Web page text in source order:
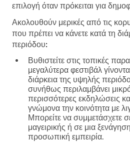
επιλογή όταν πρόκειται για
Ακολουθούν μερικές από τις
που πρέπει να κάνετε κατά τη
περιόδου:
Βυθιστείτε στις τοπικές
μεγαλύτερα φεστιβάλ
διάρκεια της υψηλής
συνήθως περιλαμβάνει
περισσότερες εκδηλώσεις
γνώμονα την κοινότητα με
Μπορείτε να συμμετάσχετε
μαγειρικής ή σε μια
προσωπική εμπειρία.